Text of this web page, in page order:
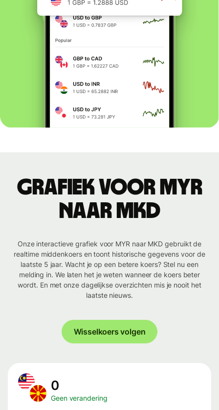
Grafiek voor MYR
naar MKD
Onze interactieve grafiek voor MYR naar MKD gebruikt de
realtime middenkoers en toont historische gegevens voor de
laatste 5 jaar. Wacht je op een betere koers? Stel nu een
melding in. We laten het je weten wanneer de koers beter
wordt. En met onze dagelijkse overzichten mis je nooit het
laatste nieuws.
Wisselkoers volgen
0
Geen verandering